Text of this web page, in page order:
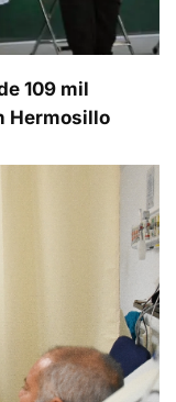
109 mil
Hermosillo